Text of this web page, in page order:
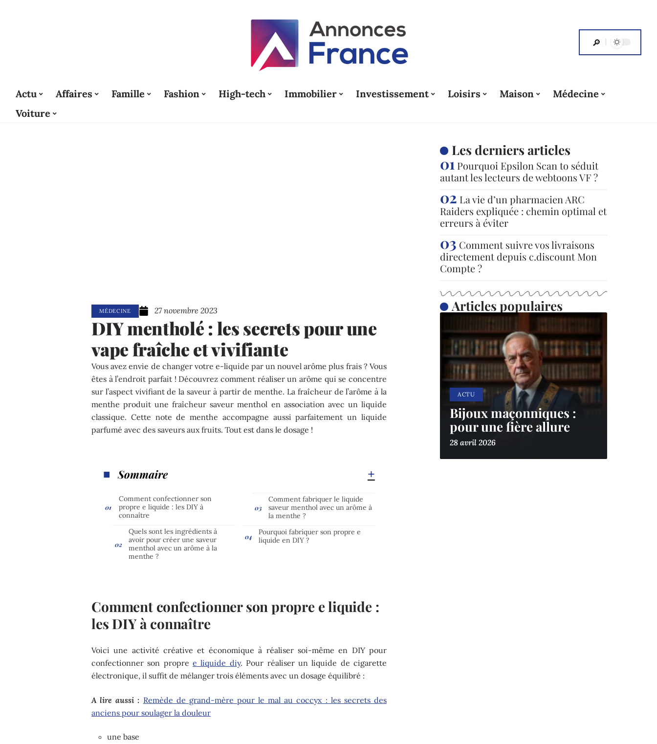
Actu Affaires Famille Fashion High-tech Immobilier Investissement Loisirs Maison
Médecine
Voiture
MÉDECINE 27 novembre 2023
DIY mentholé : les secrets pour une
vape fraîche et vivifiante
Vous avez envie de changer votre e-liquide par un nouvel arôme plus frais ? Vous
êtes à l’endroit parfait ! Découvrez comment réaliser un arôme qui se concentre
sur l’aspect vivifiant de la saveur à partir de menthe. La fraîcheur de l’arôme à la
menthe produit une fraîcheur saveur menthol en association avec un liquide
classique. Cette note de menthe accompagne aussi parfaitement un liquide
parfumé avec des saveurs aux fruits. Tout est dans le dosage !
Sommaire
Comment confectionner son
propre e liquide : les DIY à
connaître
Quels sont les ingrédients à
avoir pour créer une saveur
menthol avec un arôme à la
menthe ?
Comment fabriquer le liquide
saveur menthol avec un arôme à
la menthe ?
Pourquoi fabriquer son propre e
liquide en DIY ?
Comment confectionner son propre e liquide :
les DIY à connaître
Voici une activité créative et économique à réaliser soi-même en DIY pour
confectionner son propree liquide diy. Pour réaliser un liquide de cigarette
électronique, il suffit de mélanger trois éléments avec un dosage équilibré :
A lire aussi : Remède de grand-mère pour le mal au coccyx : les secrets des
anciens pour soulager la douleur
une base
Les derniers articles
Pourquoi Epsilon Scan to séduit
autant les lecteurs de webtoons VF ?
La vie d’un pharmacien ARC
Raiders expliquée : chemin optimal et
erreurs à éviter
Comment suivre vos livraisons
directement depuis c.discount Mon
Compte ?
Articles populaires
ACTU
Bijoux maçonniques :
pour une fière allure
28 avril 2026